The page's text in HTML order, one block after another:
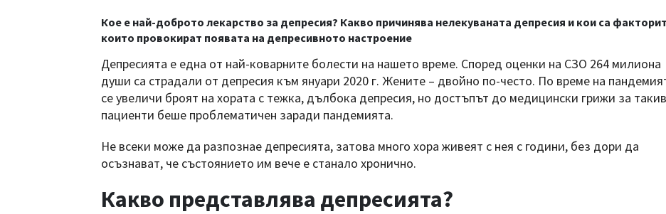
Кое е най-доброто лекарство за депресия? Какво причинява нелекуваната депресия и кои са
които провокират появата на депресивното настроение
Депресията е една от най-коварните болести на нашето време. Според оценки на СЗО 264 милиона
души са страдали от депресия към януари 2020 г. Жените – двойно по-често. По време на
се увеличи броят на хората с тежка, дълбока депресия, но достъпът до медицински грижи за
пациенти беше проблематичен заради пандемията.
Не всеки може да разпознае депресията, затова много хора живеят с нея с години, без дори да
осъзнават, че състоянието им вече е станало хронично.
Какво представлява депресията?